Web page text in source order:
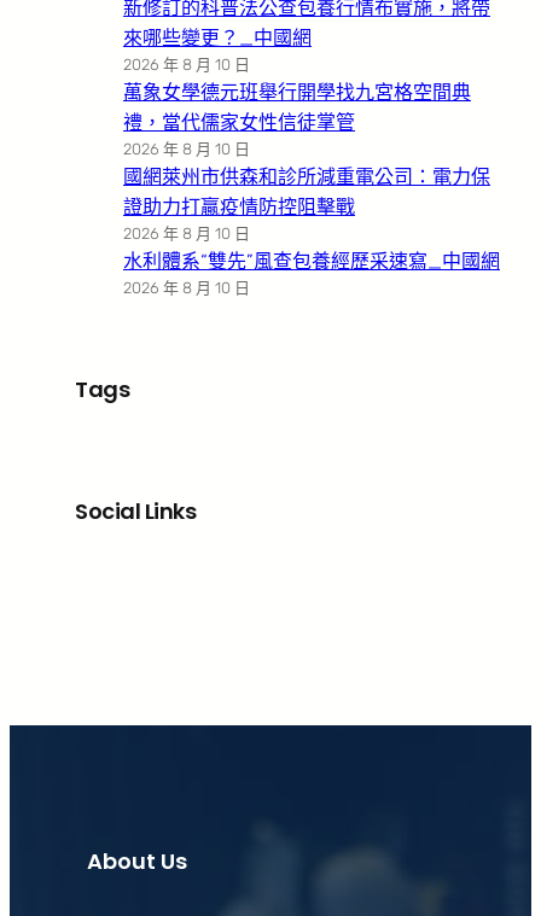
新修訂的科普法公查包養行情布實施，將帶
來哪些變更？_中國網
2026 年 8 月 10 日
萬象女學德元班舉行開學找九宮格空間典
禮，當代儒家女性信徒掌管
2026 年 8 月 10 日
國網萊州市供森和診所減重電公司：電力保
證助力打贏疫情防控阻擊戰
2026 年 8 月 10 日
水利體系“雙先”風查包養經歷采速寫_中國網
2026 年 8 月 10 日
Tags
Social Links
About Us